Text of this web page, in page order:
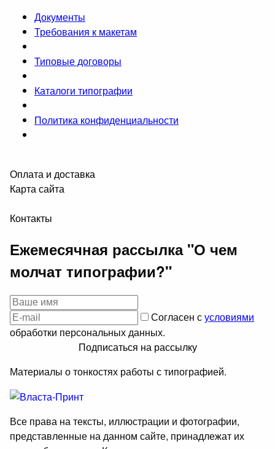
Документы
Требования к макетам
Типовые договоры
Каталоги типографии
Политика конфиденциальности
Оплата и доставка
Карта сайта
Контакты
Ежемесячная рассылка "О чем
молчат типографии?"
Согласен сусловиями
обработки персональных данных.
Подписаться на рассылку
Материалы о тонкостях работы с типографией.
Все права на тексты, иллюстрации и фотографии,
представленные на данном сайте, принадлежат их